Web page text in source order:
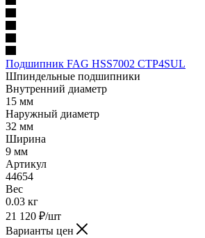
Подшипник FAG HSS7002 CTP4SUL
Шпиндельные подшипники
Внутренний диаметр
15 мм
Наружный диаметр
32 мм
Ширина
9 мм
Артикул
44654
Вес
0.03 кг
21 120 ₽/шт
Варианты цен